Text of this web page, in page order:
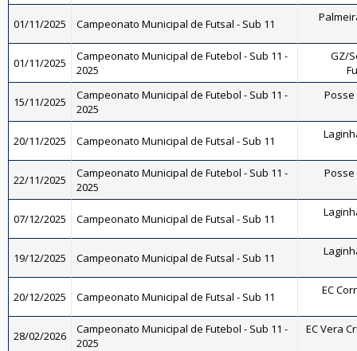
01/11/2025 Campeonato Municipal de Futsal - Sub 11
01/11/2025
Campeonato Municipal de Futebol - Sub 11 -
2025
GZ/
15/11/2025
Campeonato Municipal de Futebol - Sub 11 -
2025
Posse
20/11/2025 Campeonato Municipal de Futsal - Sub 11
22/11/2025
Campeonato Municipal de Futebol - Sub 11 -
2025
Posse
07/12/2025 Campeonato Municipal de Futsal - Sub 11
19/12/2025 Campeonato Municipal de Futsal - Sub 11
20/12/2025 Campeonato Municipal de Futsal - Sub 11 EC
28/02/2026
Campeonato Municipal de Futebol - Sub 11 -
2025
EC Vera